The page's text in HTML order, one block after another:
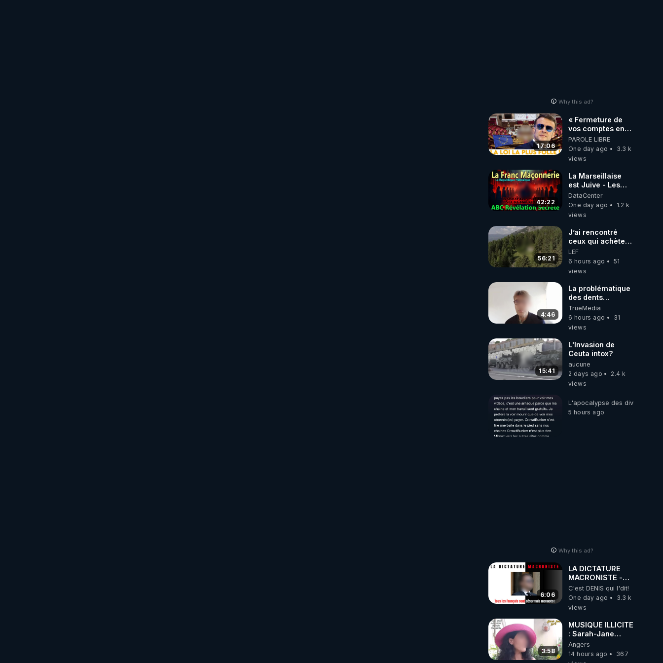
Why this ad?
17:06
« Fermeture de
vos comptes en
banque ! » :
Macron impose
une loi folle !
PAROLE LIBRE
One day ago
3.3 k
views
42:22
La Marseillaise
est Juive - Les
Reseaux - Gallia
et la France -
Symbolisme
DataCenter
One day ago
1.2 k
views
56:21
J’ai rencontré
ceux qui achètent
des bunkers pour
survivre à la fin
du monde
LEF
6 hours ago
51
views
4:46
La problématique
des dents
dévitalisées et
des implants
TrueMedia
6 hours ago
31
views
15:41
L'Invasion de
Ceuta intox?
aucune
2 days ago
2.4 k
views
L'apocalypse des divulgations
5 hours ago
Why this ad?
6:06
LA DICTATURE
MACRONISTE -
Tous les Français
sont désormais
menacés !
C'est DENIS qui l'dit!
One day ago
3.3 k
views
3:58
MUSIQUE ILLICITE
: Sarah-Jane
IFFRA lanceuse
d'alertes
Angers
14 hours ago
367